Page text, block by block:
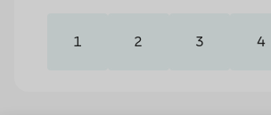
1 2 3 4